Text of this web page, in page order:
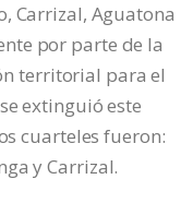
Carrizal, Aguatona
por parte de la
territorial para el
extinguió este
cuarteles fueron:
y Carrizal.